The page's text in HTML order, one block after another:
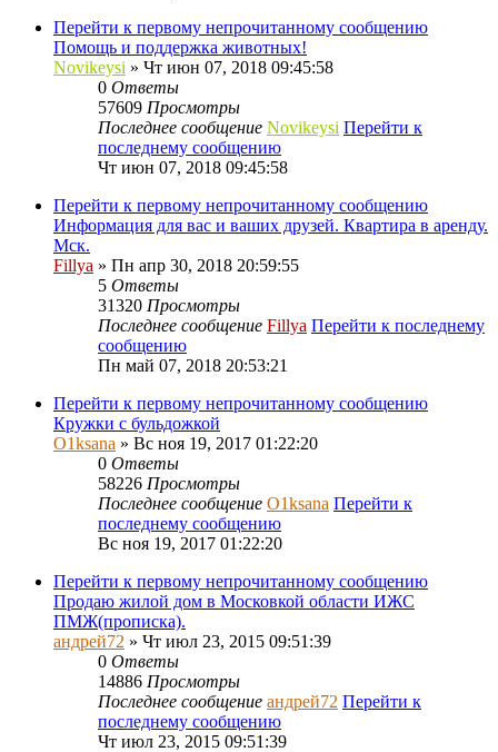
Перейти к первому непрочитанному сообщению
Помощь и поддержка животных!
Novikeysi » Чт июн 07, 2018 09:45:58
0 Ответы
57609 Просмотры
Последнее сообщение Novikeysi Перейти к
последнему сообщению
Чт июн 07, 2018 09:45:58
Перейти к первому непрочитанному сообщению
Информация для вас и ваших друзей. Квартира в аренду.
Мск.
Fillya » Пн апр 30, 2018 20:59:55
5 Ответы
31320 Просмотры
Последнее сообщение Fillya Перейти к последнему
сообщению
Пн май 07, 2018 20:53:21
Перейти к первому непрочитанному сообщению
Кружки с бульдожкой
O1ksana » Вс ноя 19, 2017 01:22:20
0 Ответы
58226 Просмотры
Последнее сообщение O1ksana Перейти к
последнему сообщению
Вс ноя 19, 2017 01:22:20
Перейти к первому непрочитанному сообщению
Продаю жилой дом в Московкой области ИЖС
ПМЖ(прописка).
андрей72 » Чт июл 23, 2015 09:51:39
0 Ответы
14886 Просмотры
Последнее сообщение андрей72 Перейти к
последнему сообщению
Чт июл 23, 2015 09:51:39